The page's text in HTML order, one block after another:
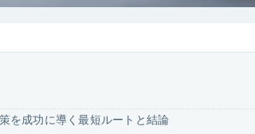
を成功に導く最短ルートと結論